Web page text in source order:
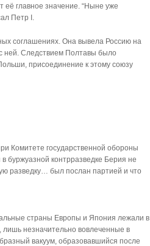
её главное значение. “Ныне уже
Петр I.
соглашениях. Она вывела Россию на
ней. Следствием Полтавы было
присоединение к этому союзу
Комитете государственной обороны
буржуазной контрразведке Берия не
разведку… был послан партией и что
страны Европы и Япония лежали в
незначительно вовлеченные в
вакуум, образовавшийся после